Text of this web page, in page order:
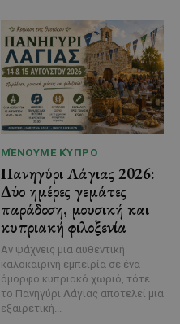
ΜΈΝΟΥΜΕ ΚΎΠΡΟ
Πανηγύρι Λάγιας 2026:
Δύο ημέρες γεμάτες
παράδοση, μουσική και
κυπριακή φιλοξενία
Αν ψάχνεις μια αυθεντική
καλοκαιρινή εμπειρία σε ένα
όμορφο κυπριακό χωριό, τότε
το Πανηγύρι Λάγιας αποτελεί μια
εξαιρετική...